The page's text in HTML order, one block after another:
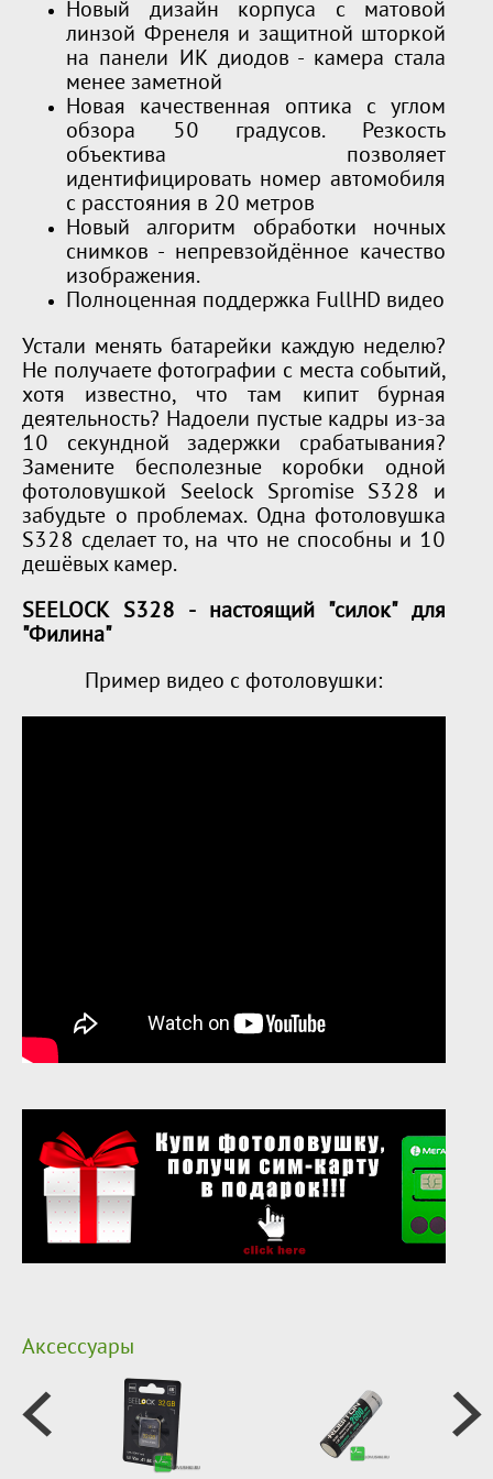
Новый дизайн корпуса с матовой
линзой Френеля и защитной шторкой
на панели ИК диодов - камера стала
менее заметной
Новая качественная оптика с углом
обзора 50 градусов. Резкость
объектива позволяет
идентифицировать номер автомобиля
с расстояния в 20 метров
Новый алгоритм обработки ночных
снимков - непревзойдённое качество
изображения.
Полноценная поддержка FullHD видео
Устали менять батарейки каждую неделю?
Не получаете фотографии с места событий,
хотя известно, что там кипит бурная
деятельность? Надоели пустые кадры из-за
10 секундной задержки срабатывания?
Замените бесполезные коробки одной
фотоловушкой Seelock Spromise S328 и
забудьте о проблемах. Одна фотоловушка
S328 сделает то, на что не способны и 10
дешёвых камер.
SEELOCK S328 - настоящий "силок" для
"Филина"
Пример видео с фотоловушки:
Аксессуары